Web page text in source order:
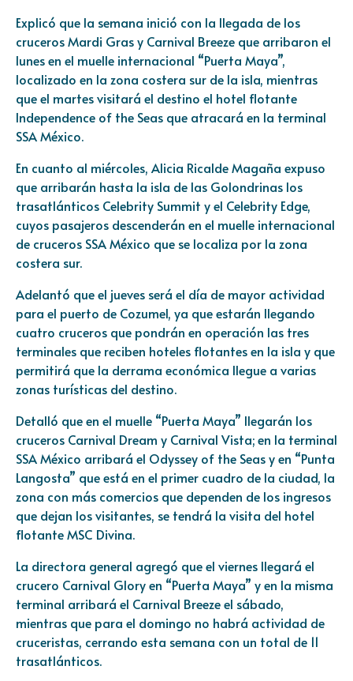
Explicó que la semana inició con la llegada de los
cruceros Mardi Gras y Carnival Breeze que arribaron el
lunes en el muelle internacional “Puerta Maya”,
localizado en la zona costera sur de la isla, mientras
que el martes visitará el destino el hotel flotante
Independence of the Seas que atracará en la terminal
SSA México.
En cuanto al miércoles, Alicia Ricalde Magaña expuso
que arribarán hasta la isla de las Golondrinas los
trasatlánticos Celebrity Summit y el Celebrity Edge,
cuyos pasajeros descenderán en el muelle internacional
de cruceros SSA México que se localiza por la zona
costera sur.
Adelantó que el jueves será el día de mayor actividad
para el puerto de Cozumel, ya que estarán llegando
cuatro cruceros que pondrán en operación las tres
terminales que reciben hoteles flotantes en la isla y que
permitirá que la derrama económica llegue a varias
zonas turísticas del destino.
Detalló que en el muelle “Puerta Maya” llegarán los
cruceros Carnival Dream y Carnival Vista; en la terminal
SSA México arribará el Odyssey of the Seas y en “Punta
Langosta” que está en el primer cuadro de la ciudad, la
zona con más comercios que dependen de los ingresos
que dejan los visitantes, se tendrá la visita del hotel
flotante MSC Divina.
La directora general agregó que el viernes llegará el
crucero Carnival Glory en “Puerta Maya” y en la misma
terminal arribará el Carnival Breeze el sábado,
mientras que para el domingo no habrá actividad de
cruceristas, cerrando esta semana con un total de 11
trasatlánticos.